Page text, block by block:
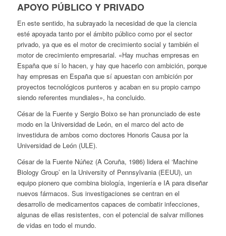
APOYO PÚBLICO Y PRIVADO
En este sentido, ha subrayado la necesidad de que la ciencia
esté apoyada tanto por el ámbito público como por el sector
privado, ya que es el motor de crecimiento social y también el
motor de crecimiento empresarial. «Hay muchas empresas en
España que sí lo hacen, y hay que hacerlo con ambición, porque
hay empresas en España que sí apuestan con ambición por
proyectos tecnológicos punteros y acaban en su propio campo
siendo referentes mundiales», ha concluido.
César de la Fuente y Sergio Boixo se han pronunciado de este
modo en la Universidad de León, en el marco del acto de
investidura de ambos como doctores Honoris Causa por la
Universidad de León (ULE).
César de la Fuente Núñez (A Coruña, 1986) lidera el ‘Machine
Biology Group’ en la University of Pennsylvania (EEUU), un
equipo pionero que combina biología, ingeniería e IA para diseñar
nuevos fármacos. Sus investigaciones se centran en el
desarrollo de medicamentos capaces de combatir infecciones,
algunas de ellas resistentes, con el potencial de salvar millones
de vidas en todo el mundo.